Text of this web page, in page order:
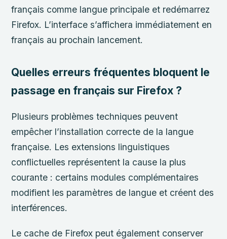
français comme langue principale et redémarrez
Firefox. L’interface s’affichera immédiatement en
français au prochain lancement.
Quelles erreurs fréquentes bloquent le
passage en français sur Firefox ?
Plusieurs problèmes techniques peuvent
empêcher l’installation correcte de la langue
française. Les extensions linguistiques
conflictuelles représentent la cause la plus
courante : certains modules complémentaires
modifient les paramètres de langue et créent des
interférences.
Le cache de Firefox peut également conserver